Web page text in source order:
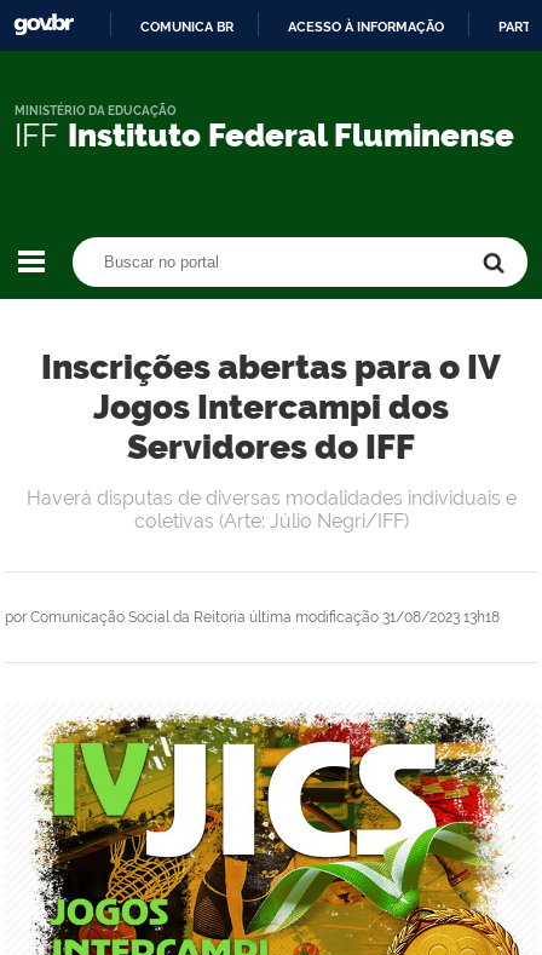
CONTEÚDO
COMUNICA BR ACESSO À INFORMAÇÃO
IFF Instituto Federal Fluminense
MINISTÉRIO DA EDUCAÇÃO
Inscrições abertas para o IV
Jogos Intercampi dos
Servidores do IFF
por Comunicação Social da Reitoria última modificação 31/08/2023 13h18
Haverá disputas de diversas modalidades individuais e
coletivas (Arte: Júlio Negri/IFF)